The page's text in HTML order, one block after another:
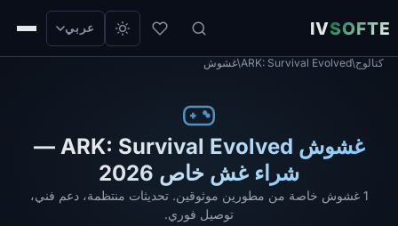
IVSOFTE عربي
كتالوج/
ARK: Survival Evolved
/غشوش
غشوش ARK: Survival Evolved —
شراء غش خاص 2026
1 غشوش خاصة من مطورين موثوقين. تحديثات منتظمة، دعم فني،
توصيل فوري.